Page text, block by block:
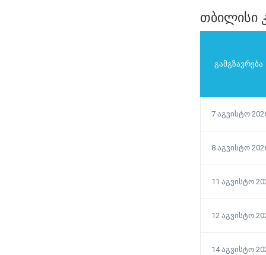
თბილისი
გამგზავრება
7 აგვისტო
8 აგვისტო
11 აგვისტო
12 აგვისტო
14 აგვისტო